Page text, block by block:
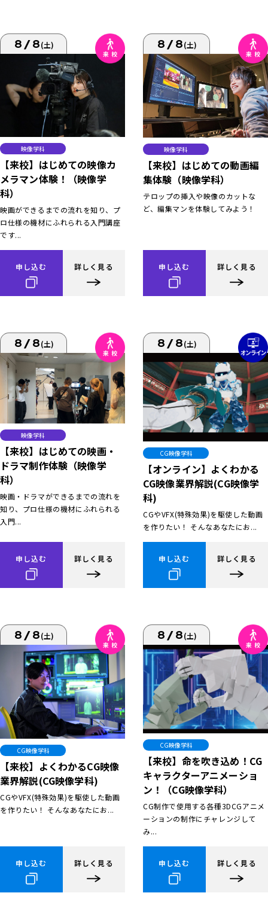
8/8(土)
映像学科
【来校】はじめての映像カ
メラマン体験！（映像学
科）
映画ができるまでの流れを知り、プ
ロ仕様の機材にふれられる入門講座
です...
申し込む 詳しく見る
8/8(土)
映像学科
【来校】はじめての動画編
集体験（映像学科）
テロップの挿入や映像のカットな
ど、編集マンを体験してみよう！
申し込む 詳しく見る
8/8(土)
映像学科
【来校】はじめての映画・
ドラマ制作体験（映像学
科）
映画・ドラマができるまでの流れを
知り、プロ仕様の機材にふれられる
入門...
申し込む 詳しく見る
8/8(土)
CG映像学科
【オンライン】よくわかる
CG映像業界解説(CG映像学
科)
CGやVFX(特殊効果)を駆使した動画
を作りたい！ そんなあなたにお...
申し込む 詳しく見る
8/8(土)
CG映像学科
【来校】よくわかるCG映像
業界解説(CG映像学科)
CGやVFX(特殊効果)を駆使した動画
を作りたい！ そんなあなたにお...
申し込む 詳しく見る
8/8(土)
CG映像学科
【来校】命を吹き込め！CG
キャラクターアニメーショ
ン！（CG映像学科）
CG制作で使用する各種3DCGアニメ
ーションの制作にチャレンジして
み...
申し込む 詳しく見る